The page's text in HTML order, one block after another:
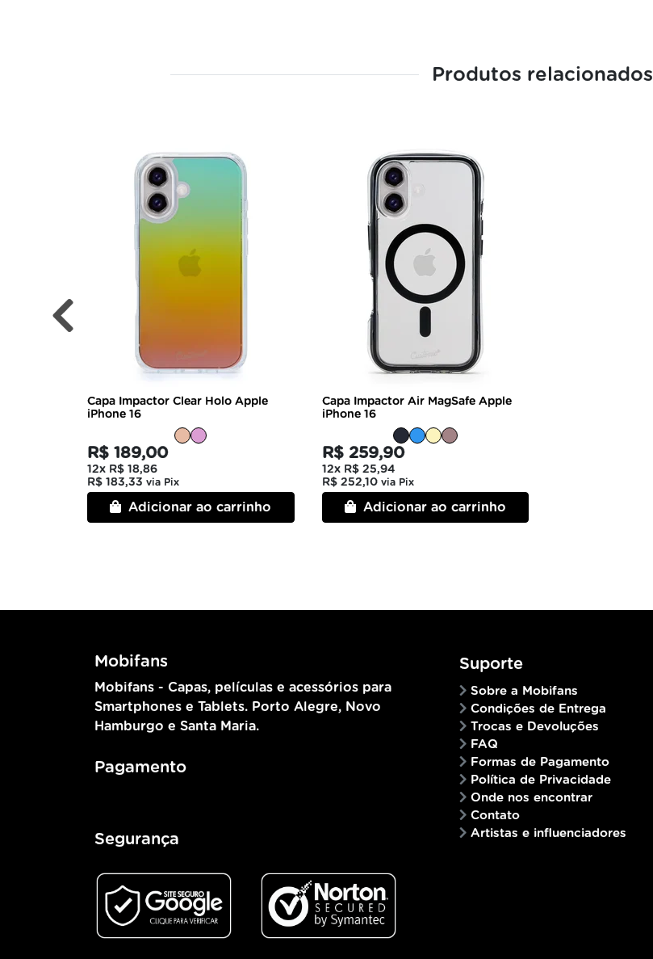
Produtos relacionados
Capa Impactor Clear Holo Apple
iPhone 16
R$ 189,00
12x R$ 18,86
R$ 183,33 via Pix
Adicionar ao carrinho
Capa Impactor Air MagSafe Apple
iPhone 16
R$ 259,90
12x R$ 25,94
R$ 252,10 via Pix
Adicionar ao carrinho
Suporte
Sobre a Mobifans
Condições de Entrega
Trocas e Devoluções
FAQ
Formas de Pagamento
Política de Privacidade
Onde nos encontrar
Contato
Artistas e influenciadores
Mobifans
Mobifans - Capas, películas e acessórios para
Smartphones e Tablets. Porto Alegre, Novo
Hamburgo e Santa Maria.
Pagamento
Segurança